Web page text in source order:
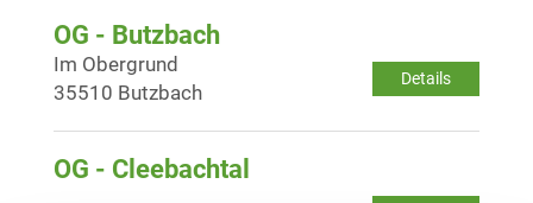
OG - Butzbach
Details
Im Obergrund
35510 Butzbach
OG - Cleebachtal